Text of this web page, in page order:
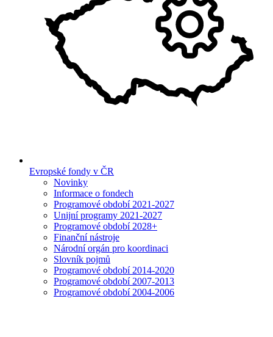
Evropské fondy v ČR
Novinky
Informace o fondech
Programové období 2021-2027
Unijní programy 2021-2027
Programové období 2028+
Finanční nástroje
Národní orgán pro koordinaci
Slovník pojmů
Programové období 2014-2020
Programové období 2007-2013
Programové období 2004-2006